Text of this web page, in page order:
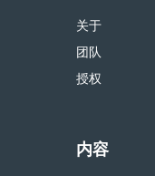
关于
团队
授权
内容